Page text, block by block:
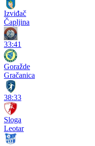
Izviđač
Čapljina
33:41
Goražde
Gračanica
38:33
Sloga
Leotar